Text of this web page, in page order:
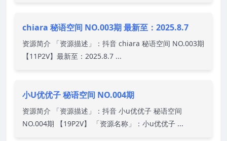
chiara 秘语空间 NO.003期 最新至：2025.8.7
资源简介 「资源描述」：抖音 chiara 秘语空间 NO.003期
【11P2V】最新至：2025.8.7 ...
小U优优子 秘语空间 NO.004期
资源简介 「资源描述」：抖音 小u优优子 秘语空间
NO.004期 【19P2V】 「资源名称」：小u优优子 ...